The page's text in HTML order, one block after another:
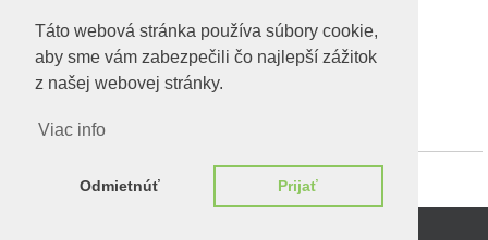
Táto webová stránka používa súbory cookie,
aby sme vám zabezpečili čo najlepší zážitok
z našej webovej stránky.
Viac info
Odmietnúť Prijať
Feed záznamov
RSS feed komentárov
WordPress.org